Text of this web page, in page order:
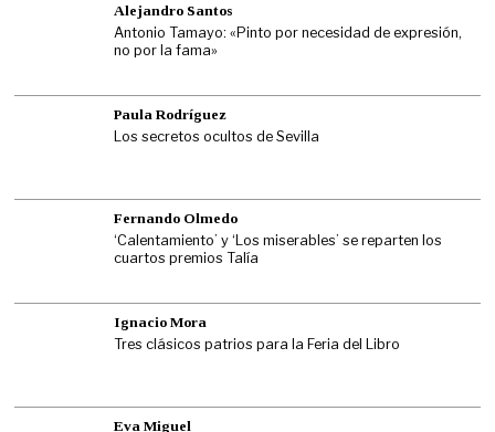
Alejandro Santos
Antonio Tamayo: «Pinto por necesidad de expresión,
no por la fama»
Paula Rodríguez
Los secretos ocultos de Sevilla
Fernando Olmedo
‘Calentamiento’ y ‘Los miserables’ se reparten los
cuartos premios Talía
Ignacio Mora
Tres clásicos patrios para la Feria del Libro
Eva Miguel